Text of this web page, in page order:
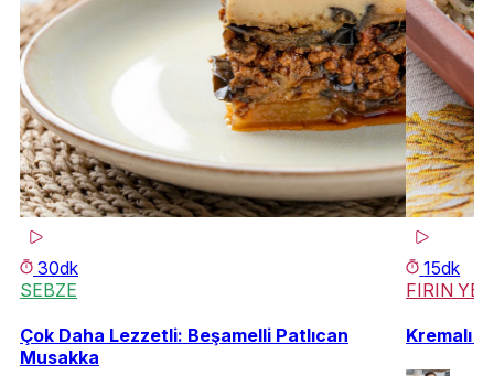
30dk
SEBZE
Çok Daha Lezzetli: Beşamelli Patlıcan
Musakka
15dk
FIRIN
Kremalı